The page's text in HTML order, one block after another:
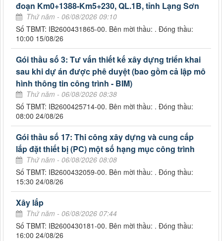
đoạn Km0+1388-Km5+230, QL.1B, tỉnh Lạng Sơn
Thứ năm - 06/08/2026 09:10
Số TBMT: IB2600431865-00. Bên mời thầu: . Đóng thầu:
10:00 15/08/26
Gói thầu số 3: Tư vấn thiết kế xây dựng triển khai
sau khi dự án được phê duyệt (bao gồm cả lập mô
hình thông tin công trình - BIM)
Thứ năm - 06/08/2026 08:38
Số TBMT: IB2600425714-00. Bên mời thầu: . Đóng thầu:
08:00 24/08/26
Gói thầu số 17: Thi công xây dựng và cung cấp
lắp đặt thiết bị (PC) một số hạng mục công trình
Thứ năm - 06/08/2026 08:08
Số TBMT: IB2600432059-00. Bên mời thầu: . Đóng thầu:
15:30 24/08/26
Xây lắp
Thứ năm - 06/08/2026 07:44
Số TBMT: IB2600430181-00. Bên mời thầu: . Đóng thầu:
16:00 24/08/26